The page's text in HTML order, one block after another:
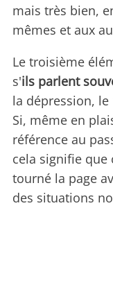
mais très bien,
mêmes et aux
Le troisième
s'ils parlent
la dépression,
Si, même en
référence au
cela signifie que
tourné la page
des situations